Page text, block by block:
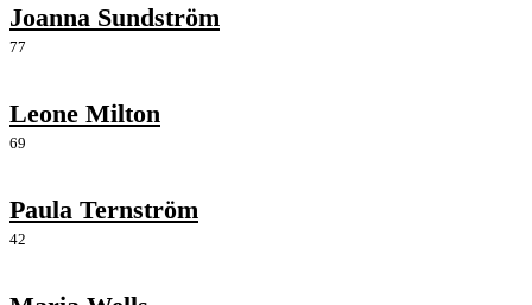
Joanna Sundström
77
Leone Milton
69
Paula Ternström
42